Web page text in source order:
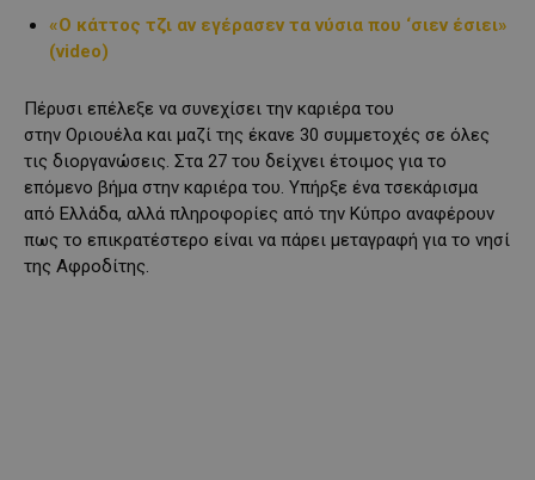
«Ο κάττος τζι αν εγέρασεν τα νύσια που ‘σιεν έσιει»
(video)
Πέρυσι επέλεξε να συνεχίσει την καριέρα του
στην Οριουέλα και μαζί της έκανε 30 συμμετοχές σε όλες
τις διοργανώσεις. Στα 27 του δείχνει έτοιμος για το
επόμενο βήμα στην καριέρα του. Υπήρξε ένα τσεκάρισμα
από Ελλάδα, αλλά πληροφορίες από την Κύπρο αναφέρουν
πως το επικρατέστερο είναι να πάρει μεταγραφή για το νησί
της Αφροδίτης.